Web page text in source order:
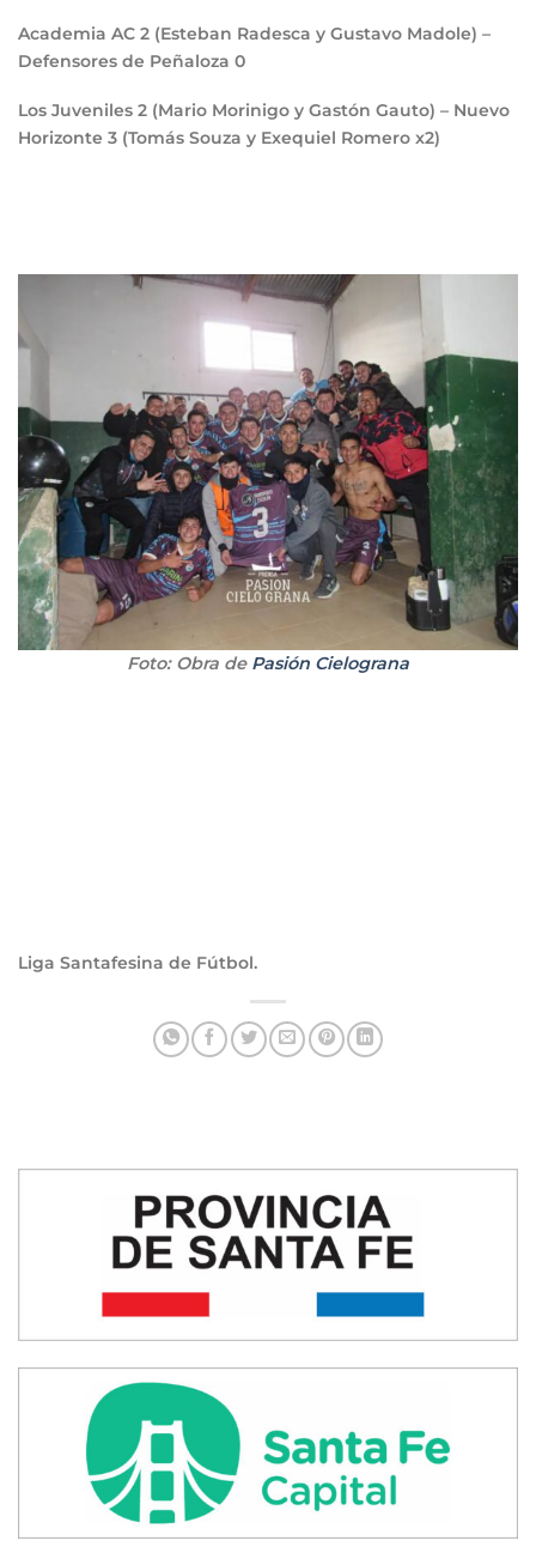
Academia AC 2 (Esteban Radesca y Gustavo Madole) –
Defensores de Peñaloza 0
Los Juveniles 2 (Mario Morinigo y Gastón Gauto) – Nuevo
Horizonte 3 (Tomás Souza y Exequiel Romero x2)
Foto: Obra de Pasión Cielograna
Liga Santafesina de Fútbol.